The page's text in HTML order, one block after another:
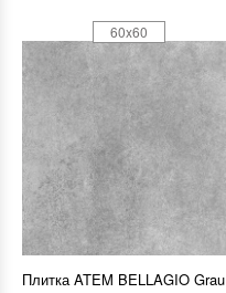
Плитка ATEM BELLAGIO Grau
60x60